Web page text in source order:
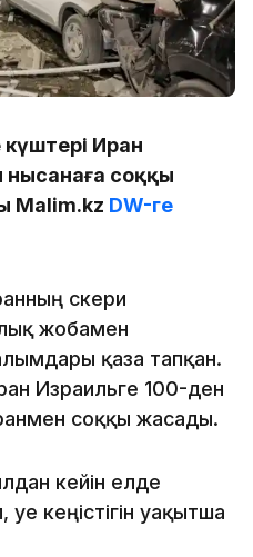
күштері Иран
соққы
Malim.kz DW-ге
әскери
жобамен
қаза тапқан.
Израильге 100-ден
соққы жасады.
кейін елде
кеңістігін уақытша